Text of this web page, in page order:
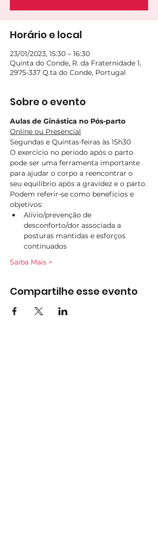
Horário e local
23/01/2023, 15:30 – 16:30
Quinta do Conde, R. da Fraternidade 1,
2975-337 Q.ta do Conde, Portugal
Sobre o evento
Aulas de Ginástica no Pós-parto
Online ou Presencial
Segundas e Quintas-feiras às 15h30
O exercício no período após o parto
pode ser uma ferramenta importante
para ajudar o corpo a reencontrar o
seu equilíbrio após a gravidez e o parto.
Podem referir-se como benefícios e
objetivos:
Alívio/prevenção de
desconforto/dor associada a
posturas mantidas e esforços
continuados
Saiba Mais >
Compartilhe esse evento